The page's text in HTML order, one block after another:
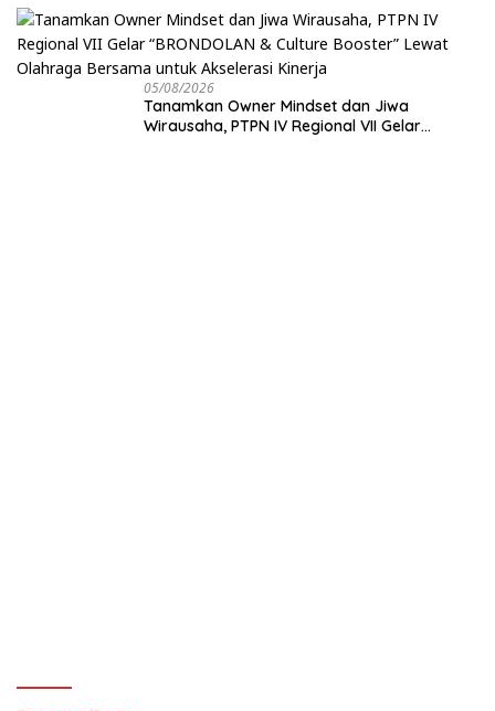
05/08/2026
Tanamkan Owner Mindset dan Jiwa
Wirausaha, PTPN IV Regional VII Gelar